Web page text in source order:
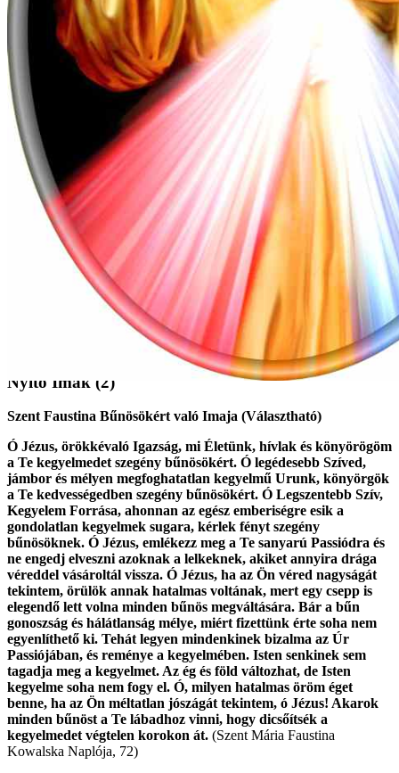
Készítsünk Jézus Keresztjét(1)
Atya nevében, a Fiú nevében és a Szentlélek nevében. Ámen.
Nyitó Imák (2)
Szent Faustina Bűnösökért való Imaja (Választható)
Ó Jézus, örökkévaló Igazság, mi Életünk, hívlak és könyörögöm
a Te kegyelmedet szegény bűnösökért. Ó legédesebb Szíved,
jámbor és mélyen megfoghatatlan kegyelmű Urunk, könyörgök
a Te kedvességedben szegény bűnösökért. Ó Legszentebb Szív,
Kegyelem Forrása, ahonnan az egész emberiségre esik a
gondolatlan kegyelmek sugara, kérlek fényt szegény
bűnösöknek. Ó Jézus, emlékezz meg a Te sanyarú Passiódra és
ne engedj elveszni azoknak a lelkeknek, akiket annyira drága
véreddel vásároltál vissza. Ó Jézus, ha az Ön véred nagyságát
tekintem, örülök annak hatalmas voltának, mert egy csepp is
elegendő lett volna minden bűnös megváltására. Bár a bűn
gonoszság és hálátlanság mélye, miért fizettünk érte soha nem
egyenlíthető ki. Tehát legyen mindenkinek bizalma az Úr
Passiójában, és reménye a kegyelmében. Isten senkinek sem
tagadja meg a kegyelmet. Az ég és föld változhat, de Isten
kegyelme soha nem fogy el. Ó, milyen hatalmas öröm éget
benne, ha az Ön méltatlan jószágát tekintem, ó Jézus! Akarok
minden bűnöst a Te lábadhoz vinni, hogy dicsőítsék a
kegyelmedet végtelen korokon át. (Szent Mária Faustina
Kowalska Naplója, 72)